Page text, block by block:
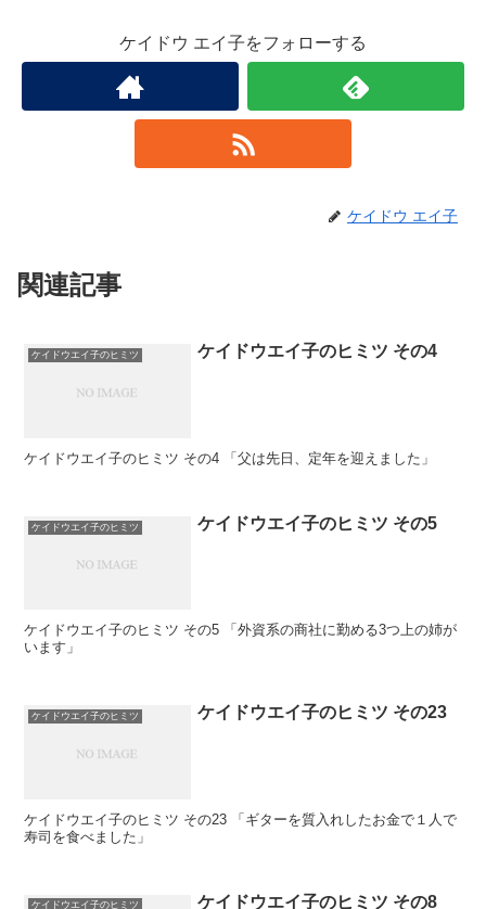
ケイドウ エイ子をフォローする
ケイドウ エイ子
関連記事
ケイドウエイ子のヒミツ ケイドウエイ子のヒミツ その4
ケイドウエイ子のヒミツ その4 「父は先日、定年を迎えました」
ケイドウエイ子のヒミツ ケイドウエイ子のヒミツ その5
ケイドウエイ子のヒミツ その5 「外資系の商社に勤める3つ上の姉が
います」
ケイドウエイ子のヒミツ ケイドウエイ子のヒミツ その23
ケイドウエイ子のヒミツ その23 「ギターを質入れしたお金で１人で
寿司を食べました」
ケイドウエイ子のヒミツ ケイドウエイ子のヒミツ その8